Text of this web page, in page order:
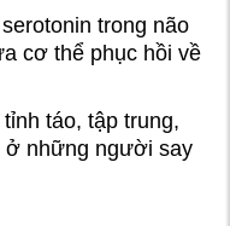
trong não
cơ thể phục hồi về
táo, tập trung,
ở những người say